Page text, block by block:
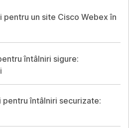
un site Cisco Webex în
întâlniri sigure:
întâlniri securizate: